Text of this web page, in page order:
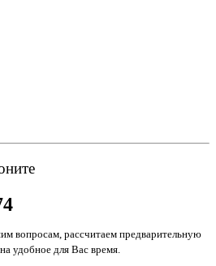
вопросам, рассчитаем предварительную
удобное для Вас время.